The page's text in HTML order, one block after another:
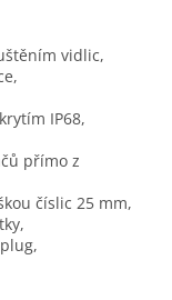
vidlic,
IP68,
přímo z
číslic 25 mm,